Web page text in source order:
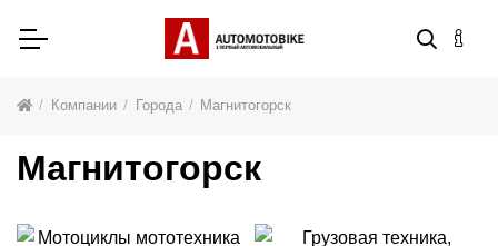
Компании Города Магнитогорск
Магнитогорск